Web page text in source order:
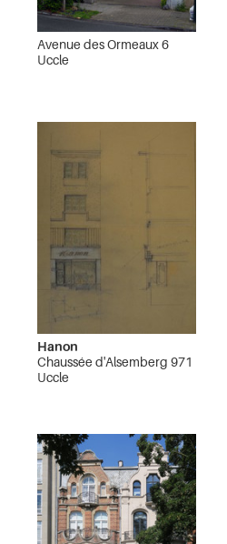
Avenue des Ormeaux 6
Uccle
Hanon
Chaussée d'Alsemberg 971
Uccle